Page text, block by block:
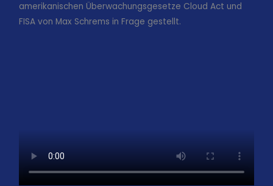
amerikanischen Überwachungsgesetze Cloud Act und
FISA von Max Schrems in Frage gestellt.